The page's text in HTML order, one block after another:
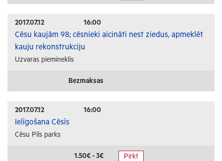
Citi pasākumi
Sports
Florbols
Slēpošana
Izglītība
Konferences
Kursi un semināri
2017.07.12 16:00
Cēsu kaujām 98; cēsnieki aicināti nest ziedus, apmeklēt
kauju rekonstrukciju
Uzvaras piemineklis
Bezmaksas
2017.07.12 16:00
Ielīgošana Cēsīs
Cēsu Pils parks
1.50€ - 3€ Pirkt